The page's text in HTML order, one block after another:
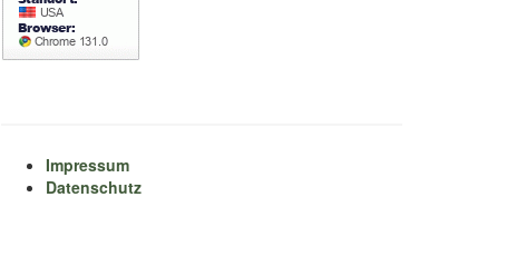
Impressum
Datenschutz